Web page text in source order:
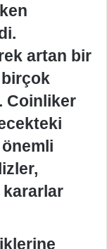
artan bir
birçok
Coinliker
kararlar